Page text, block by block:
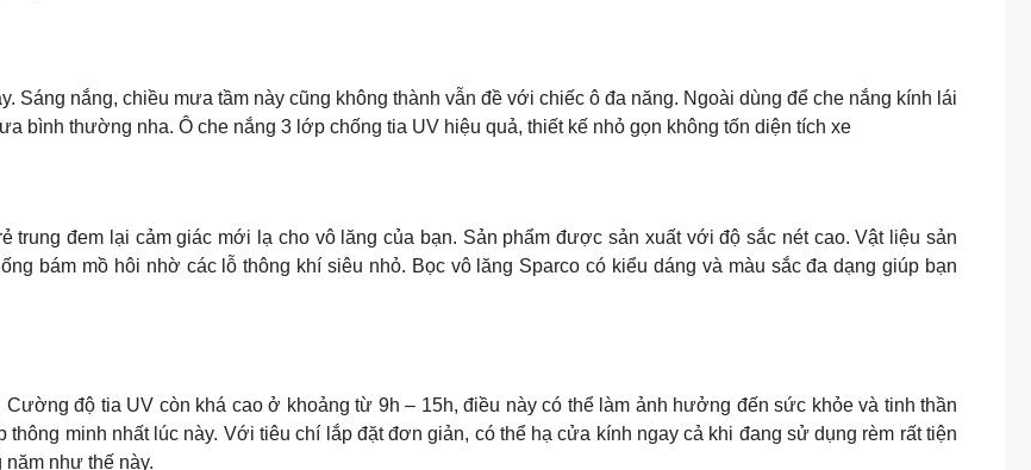
Sáng nắng, chiều mưa tầm này cũng không thành vẫn đề với chiếc ô đa năng. Ngoài dùng để che nắng kính lái
bình thường nha. Ô che nắng 3 lớp chống tia UV hiệu quả, thiết kế nhỏ gọn không tốn diện tích xe
trung đem lại cảm giác mới lạ cho vô lăng của bạn. Sản phẩm được sản xuất với độ sắc nét cao. Vật liệu sản
bám mồ hôi nhờ các lỗ thông khí siêu nhỏ. Bọc vô lăng Sparco có kiểu dáng và màu sắc đa dạng giúp bạn
độ tia UV còn khá cao ở khoảng từ 9h – 15h, điều này có thể làm ảnh hưởng đến sức khỏe và tinh thần
minh nhất lúc này. Với tiêu chí lắp đặt đơn giản, có thể hạ cửa kính ngay cả khi đang sử dụng rèm rất tiện
năm như thế này.